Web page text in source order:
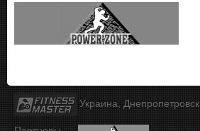
Украина, Днепропетровск